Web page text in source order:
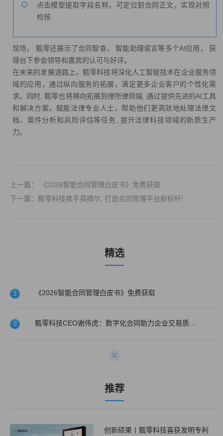
点击模型提取字段名称，可定位到合同正文，实现对照
检核
现场， 甄零还展示了合同智查， 智能助理诺言等多个AI应用， 获
得台下参会领导和嘉宾的认可与好评。
在未来的发展道路上，甄零科技将深化人工智能技术在企业服务领
域的应用，通过纵向服务的拓展，满足更多企业客户的个性化需
求。同时, 甄零也将横向拓展到律所律师端, 通过提供先进的AI工具
和解决方案，赋能法律专业人士，帮助他们更高效地处理法律文
档、案件分析和风险评估等任务, 提升法律科技领域的新质生产
力。
上一篇： 《2026智能合同管理白皮书》免费获取
下一篇：甄零科技携手英搏尔, 打造合同管理平台新标杆!
精选
1 《2026智能合同管理白皮书》免费获取
2
推荐
创新硕果丨甄零科技喜获发明专利